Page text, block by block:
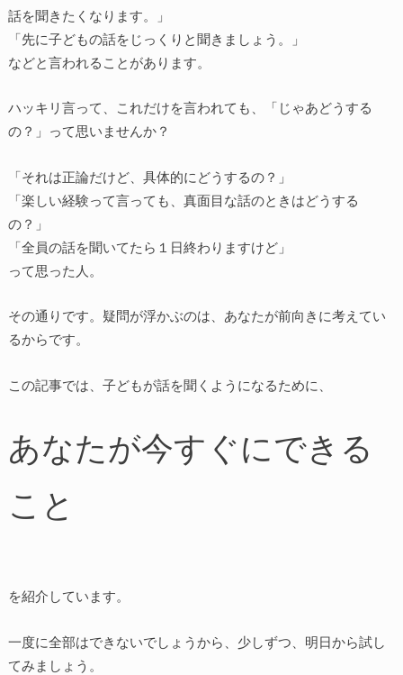
話を聞きたくなります。」
「先に子どもの話をじっくりと聞きましょう。」
などと言われることがあります。
ハッキリ言って、これだけを言われても、「じゃあどうする
の？」って思いませんか？
「それは正論だけど、具体的にどうするの？」
「楽しい経験って言っても、真面目な話のときはどうする
の？」
「全員の話を聞いてたら１日終わりますけど」
って思った人。
その通りです。疑問が浮かぶのは、あなたが前向きに考えてい
るからです。
この記事では、子どもが話を聞くようになるために、
あなたが今すぐにできる
こと
を紹介しています。
一度に全部はできないでしょうから、少しずつ、明日から試し
てみましょう。